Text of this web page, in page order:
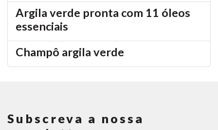
Argila verde pronta com 11 óleos
essenciais
Champô argila verde
Subscreva a nossa